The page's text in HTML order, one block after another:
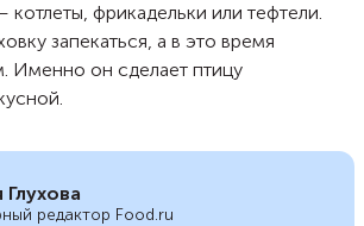
котлеты, фрикадельки или тефтели.
запекаться, а в это время
Именно он сделает птицу
редактор Food.ru